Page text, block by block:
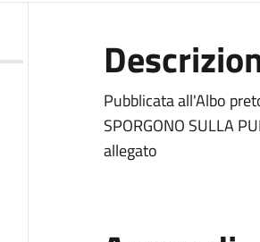
Pubblicata all'Albo
SPORGONO SULLA
allegato